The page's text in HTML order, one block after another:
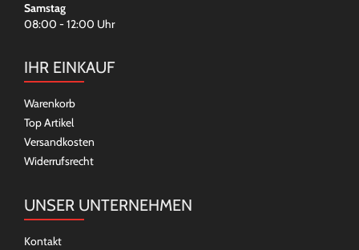
Samstag
08:00 - 12:00 Uhr
IHR EINKAUF
Warenkorb
Top Artikel
Versandkosten
Widerrufsrecht
UNSER UNTERNEHMEN
Kontakt